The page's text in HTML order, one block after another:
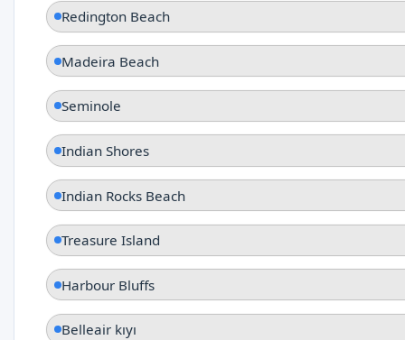
Redington Beach
Madeira Beach
Seminole
Indian Shores
Indian Rocks Beach
Treasure Island
Harbour Bluffs
Belleair kıyı